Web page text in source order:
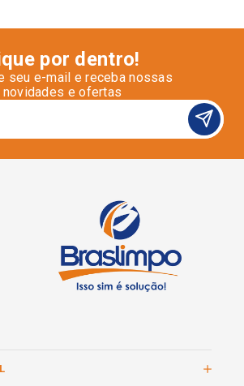
por dentro!
seu e-mail e receba nossas
novidades e ofertas